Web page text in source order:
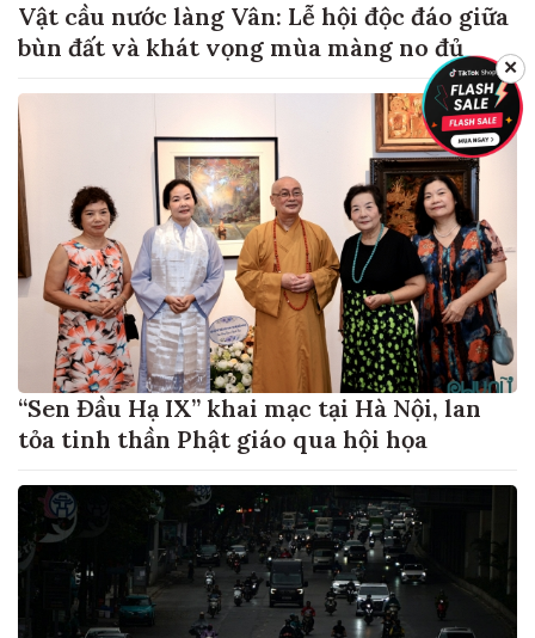
Vật cầu nước làng Vân: Lễ hội độc đáo giữa
bùn đất và khát vọng mùa màng no đủ
“Sen Đầu Hạ IX” khai mạc tại Hà Nội, lan
tỏa tinh thần Phật giáo qua hội họa
✕